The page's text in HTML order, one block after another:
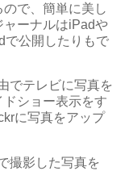
で、簡単に美し
ャーナルはiPadや
で公開したりもで
でテレビに写真を
ショー表示をす
に写真をアップ
撮影した写真を